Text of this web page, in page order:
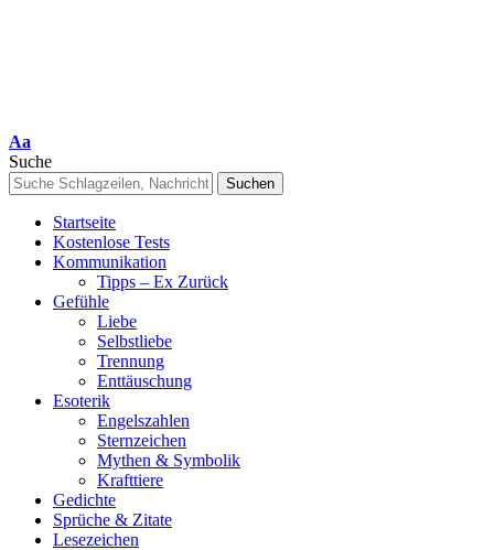
Font
Resizer
Aa
Suche
Startseite
Kostenlose Tests
Kommunikation
Tipps – Ex Zurück
Gefühle
Liebe
Selbstliebe
Trennung
Enttäuschung
Esoterik
Engelszahlen
Sternzeichen
Mythen & Symbolik
Krafttiere
Gedichte
Sprüche & Zitate
Lesezeichen